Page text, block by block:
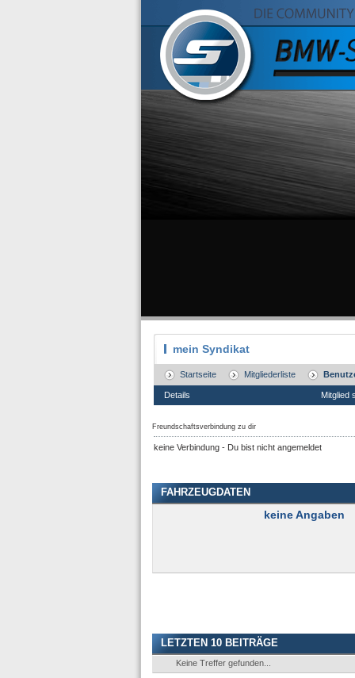
mein Syndikat
Startseite Mitgliederliste
Details Mitglied
Freundschaftsverbindung zu dir
keine Verbindung - Du bist nicht angemeldet
FAHRZEUGDATEN
keine Angaben
LETZTEN 10 BEITRÄGE
Keine Treffer gefunden...